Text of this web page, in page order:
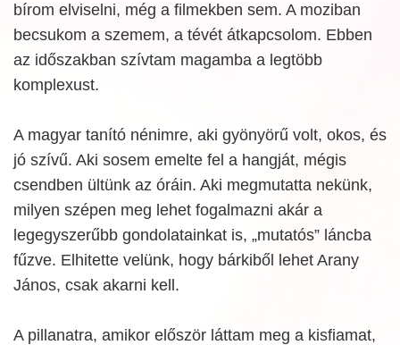
bírom elviselni, még a filmekben sem. A moziban
becsukom a szemem, a tévét átkapcsolom. Ebben
az időszakban szívtam magamba a legtöbb
komplexust.
A magyar tanító nénimre, aki gyönyörű volt, okos, és
jó szívű. Aki sosem emelte fel a hangját, mégis
csendben ültünk az óráin. Aki megmutatta nekünk,
milyen szépen meg lehet fogalmazni akár a
legegyszerűbb gondolatainkat is, „mutatós” láncba
fűzve. Elhitette velünk, hogy bárkiből lehet Arany
János, csak akarni kell.
A pillanatra, amikor először láttam meg a kisfiamat,